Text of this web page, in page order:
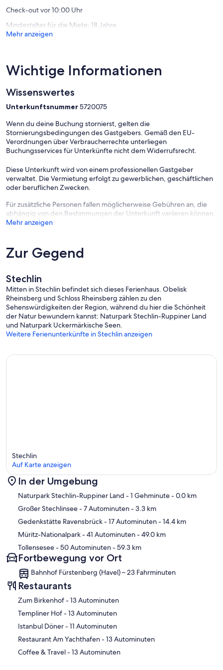
Verschaffen Sie sich einen angenehmen Rückzugsort und sichern
Sie sich Ihren Aufenthalt im Ferienhaus nahe Stechlinsee.
Check-out vor 10:00 Uhr
Mindestalter für die Miete: 18 Jahre
Mehr anzeigen
Wichtige Informationen
Wissenswertes
Unterkunftsnummer5720075
Wenn du deine Buchung stornierst, gelten die
Stornierungsbedingungen des Gastgebers. Gemäß den EU-
Verordnungen über Verbraucherrechte unterliegen
Buchungsservices für Unterkünfte nicht dem Widerrufsrecht.
Diese Unterkunft wird von einem professionellen Gastgeber
verwaltet. Die Vermietung erfolgt zu gewerblichen, geschäftlichen
oder beruflichen Zwecken.
Für zusätzliche Personen fallen möglicherweise Gebühren an, die
abhängig von den Bestimmungen der Unterkunft variieren können.
Mehr anzeigen
Zur Gegend
Stechlin
Mitten in Stechlin befindet sich dieses Ferienhaus. Obelisk
Rheinsberg und Schloss Rheinsberg zählen zu den
Sehenswürdigkeiten der Region, während du hier die Schönheit
der Natur bewundern kannst: Naturpark Stechlin-Ruppiner Land
und Naturpark Uckermärkische Seen.
Weitere Ferienunterkünfte in Stechlin anzeigen
Karte
Stechlin
Auf Karte anzeigen
In der Umgebung
Naturpark Stechlin-Ruppiner Land - 1 Gehminute- 0.0 km
Großer Stechlinsee- 7 Autominuten- 3.3 km
Gedenkstätte Ravensbrück- 17 Autominuten- 14.4 km
Müritz-Nationalpark- 41 Autominuten- 49.0 km
Tollensesee- 50 Autominuten- 59.3 km
Fortbewegung vor Ort
Bahnhof Fürstenberg (Havel) – 23 Fahrminuten
Restaurants
‪Zum Birkenhof - ‬13 Autominuten
‪Templiner Hof - ‬13 Autominuten
‪Istanbul Döner - ‬11 Autominuten
‪Restaurant Am Yachthafen - ‬13 Autominuten
‪Coffee & Travel - ‬13 Autominuten